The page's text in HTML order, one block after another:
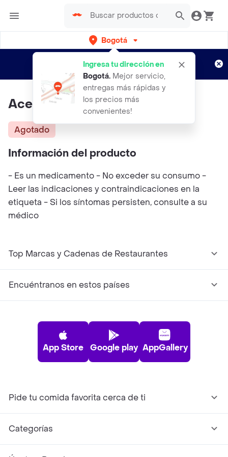
Bogotá
Ingresa tu dirección en
Bogotá. Mejor servicio,
entregas más rápidas y
los precios más
convenientes!
envíos gratis por semanas
Aplican TyC
Aceite De Sacha Inchi 250 Ml
Agotado
Información del producto
- Es un medicamento - No exceder su consumo -
Leer las indicaciones y contraindicaciones en la
etiqueta - Si los síntomas persisten, consulte a su
médico
Top Marcas y Cadenas de Restaurantes
Encuéntranos en estos países
App Store Google play AppGallery
Pide tu comida favorita cerca de ti
Categorías